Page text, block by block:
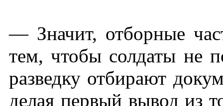
— Значит, отборные
тем, чтобы солдаты не
разведку отбирают
делая первый вывод из